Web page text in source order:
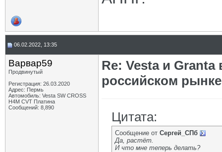
06.02.2022, 13:35
Варвар59
Продвинутый
Регистрация: 26.03.2020
Адрес: Пермь
Автомобиль: Vesta SW CROSS
H4M CVT Платина
Сообщений: 8,890
Re: Vesta и
российском рынке
Цитата:
Сообщение от Сергей_СПб
Да, растёт.
И что мне теперь делать?